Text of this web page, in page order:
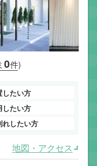
0件)
したい方
したい方
れしたい方
地図・アクセス